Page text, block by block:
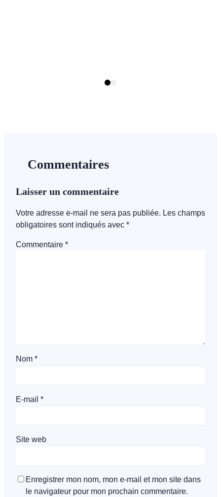
Page
Commentaires
Laisser un commentaire
Votre adresse e-mail ne sera pas publiée. Les champs
obligatoires sont indiqués avec *
Commentaire *
Nom *
E-mail *
Site web
Enregistrer mon nom, mon e-mail et mon site dans
le navigateur pour mon prochain commentaire.